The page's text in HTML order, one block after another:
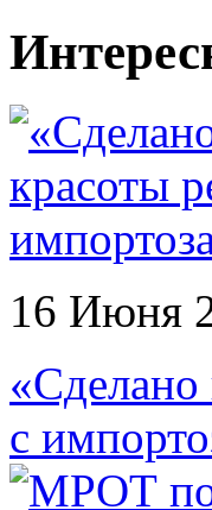
16 Июня
с